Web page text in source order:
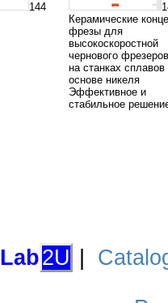
144
Керамические
фрезы для
высокоскоростной
чернового
на станках сплавов
основе никеля
Эффективное и
стабильное
Lab2U